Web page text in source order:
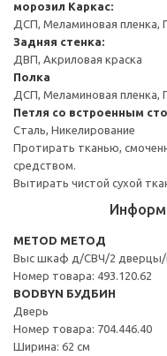
морозил Каркас:
ДСП, Меламиновая пленка,
Задняя стенка:
ДВП, Акриловая краска
Полка
ДСП, Меламиновая пленка,
Петля со встроенным
Сталь, Никелирование
Протирать тканью,
средством.
Вытирать чистой сухой
METOD МЕТОД
Выс шкаф д/СВЧ/2 дверцы/
Номер товара: 493.120.62
BODBYN БУДБИН
Дверь
Номер товара: 704.446.40
Ширина: 62 см